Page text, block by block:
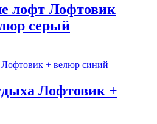
лофт Лофтовик
серый
Лофтовик +